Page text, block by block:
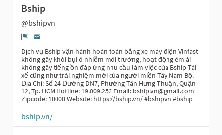
Bship
@bshipvn
Report
Dịch vụ Bship vận hành hoàn toàn bằng xe máy điện Vinfast
không gây khói bụi ô nhiễm môi trường, hoạt động êm ái
không gây tiếng ồn đáp ứng nhu cầu làm việc của Bship Tài
xế cũng như trải nghiệm mới của người miền Tây Nam Bộ.
Địa Chỉ: Số 24 Đường DN7, Phường Tân Hưng Thuận, Quận
12, Tp. HCM Hotline: 19.009.253 Email: bship.vn@gmail.com
Zipcode: 10000 Website: https://bship.vn/ #bshipvn #bship
bship.vn/